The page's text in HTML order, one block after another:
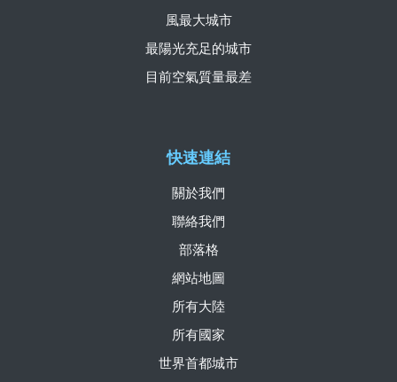
快速連結
關於我們
聯絡我們
部落格
網站地圖
所有大陸
所有國家
世界首都城市
風最大城市
最陽光充足的城市
目前空氣質量最差